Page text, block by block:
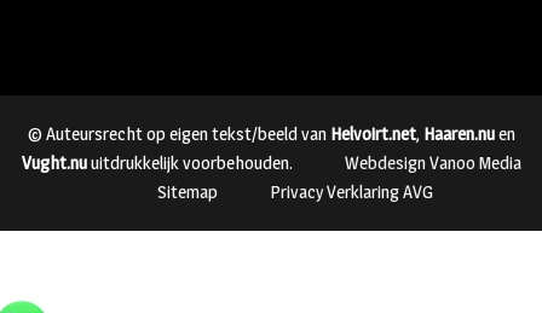
© Auteursrecht op eigen tekst/beeld van Helvoirt.net, Haaren.nuen
Vught.nuuitdrukkelijk voorbehouden.
Webdesign Vanoo Media
Sitemap
Privacy Verklaring AVG